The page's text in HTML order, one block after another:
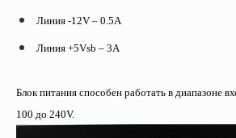
Линия -12V – 0.5A
Линия +5Vsb – 3A
Блок питания способен работать в диапазоне
100 до 240V.